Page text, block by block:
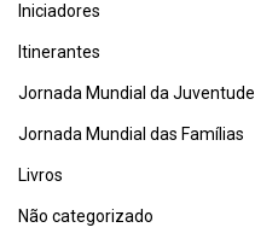
Iniciadores
Itinerantes
Jornada Mundial da Juventude
Jornada Mundial das Famílias
Livros
Não categorizado